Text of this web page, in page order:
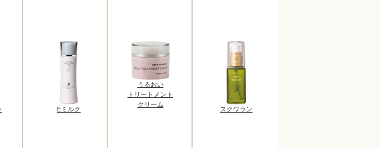
Eミルク
うるおい
トリートメント
クリーム
スクワラン